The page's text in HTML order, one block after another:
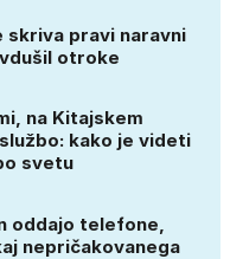
skriva pravi naravni
otroke
na Kitajskem
kako je videti
svetu
oddajo telefone,
nepričakovanega